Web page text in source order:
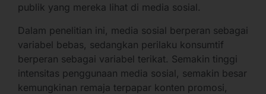
publik yang mereka lihat di media sosial.
Dalam penelitian ini, media sosial berperan sebagai
variabel bebas, sedangkan perilaku konsumtif
berperan sebagai variabel terikat. Semakin tinggi
intensitas penggunaan media sosial, semakin besar
kemungkinan remaja terpapar konten promosi,